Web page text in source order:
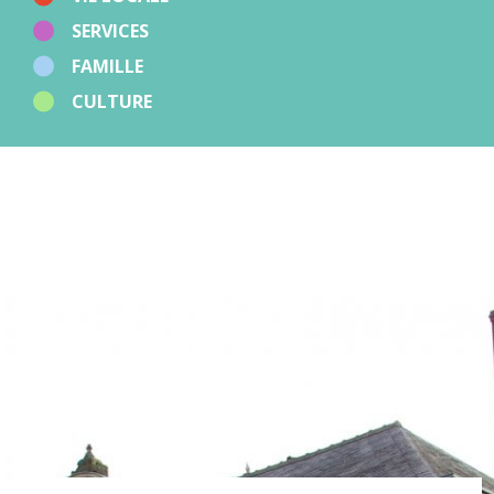
SERVICES
FAMILLE
CULTURE